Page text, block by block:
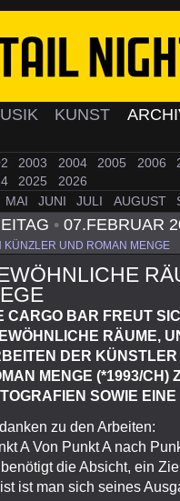
KUNST
2003 2004 2005 2006
2025
2026
MAI JUNI JULI AUGUST
•07.FEBRUAR
KÜNZLER UND ROMAN MENGE
CARGO BAR FREUT
RÄUME,
DER
MENGE (*1993/CH)
SOWIE
zu den Arbeiten:
A Von Punkt A nach
die Absicht, ein
ist man sich seines